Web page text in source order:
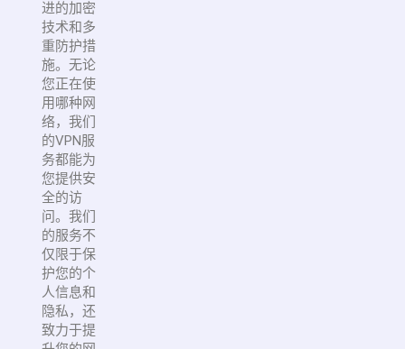
进的加密
技术和多
重防护措
施。无论
您正在使
用哪种网
络，我们
的VPN服
务都能为
您提供安
全的访
问。我们
的服务不
仅限于保
护您的个
人信息和
隐私，还
致力于提